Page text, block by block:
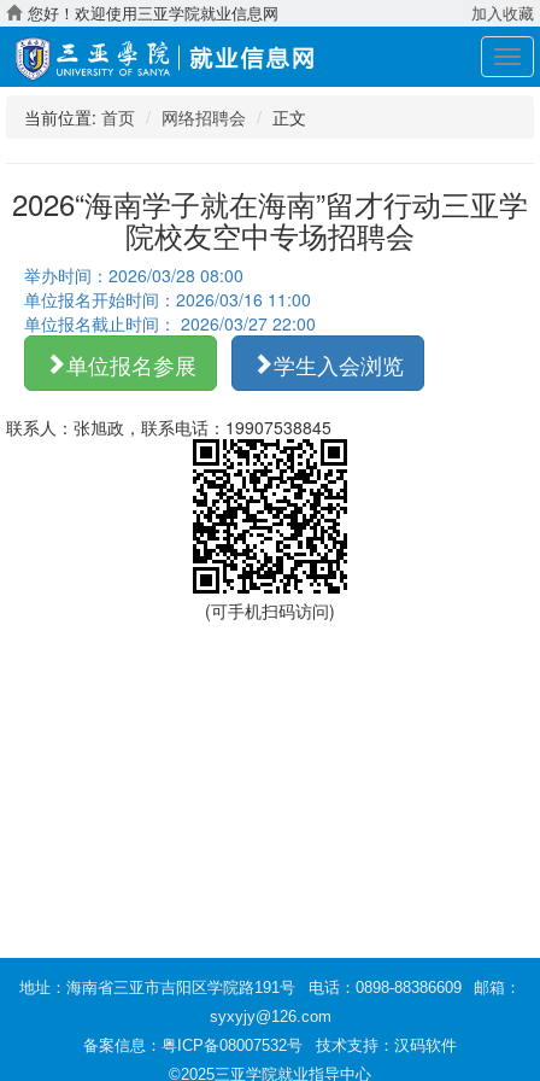
您好！欢迎使用三亚学院就业信息网 加入收藏
展
开
当前位置: 首页 网络招聘会 正文
2026“海南学子就在海南”留才行动三亚学
院校友空中专场招聘会
举办时间：2026/03/28 08:00
单位报名开始时间：2026/03/16 11:00
单位报名截止时间： 2026/03/27 22:00
单位报名参展 学生入会浏览
联系人：张旭政，联系电话：19907538845
(可手机扫码访问)
地址：海南省三亚市吉阳区学院路191号 电话：0898-88386609
邮箱：
syxyjy@126.com
备案信息：粤ICP备08007532号
技术支持：汉码软件
©2025三亚学院就业指导中心